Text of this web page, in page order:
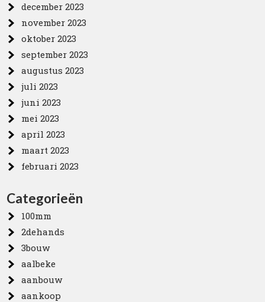
december 2023
november 2023
oktober 2023
september 2023
augustus 2023
juli 2023
juni 2023
mei 2023
april 2023
maart 2023
februari 2023
Categorieën
100mm
2dehands
3bouw
aalbeke
aanbouw
aankoop